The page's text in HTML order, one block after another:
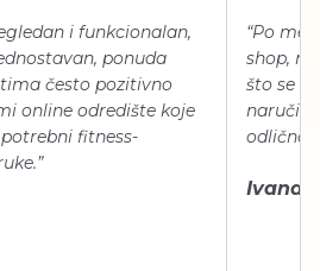
i funkcionalan,
ponuda
često pozitivno
online odredište koje
fitness-
“Po
shop,
što se
naručiti,
odlično
Ivana